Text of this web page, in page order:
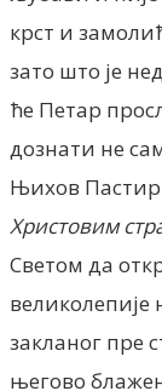
крст и
зато што је
ће Петар
дознати не
Њихов
Христовим
Светом да
великолепије
закланог пре
његово